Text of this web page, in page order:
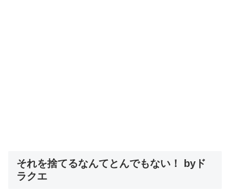
それを捨てるなんてとんでもない！ byド
ラクエ